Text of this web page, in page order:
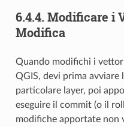
6.4.4. Modificare i
Modifica
Quando modifichi i
QGIS, devi prima
particolare layer, poi
eseguire il commit (o il
modifiche apportate non